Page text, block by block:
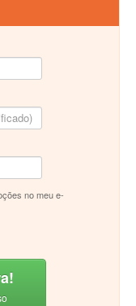
no meu e-